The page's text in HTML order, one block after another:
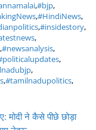
,#bjp,
,#HindiNews,
,#insidestory,
,
,#newsanalysis,
,
,
,#tamilnadupolitics,
मोदी ने कैसे पीछे छोड़ा